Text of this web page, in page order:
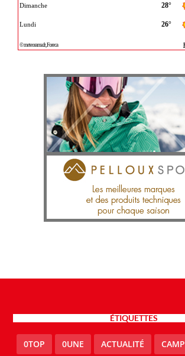
ÉTIQUETTES
0TOP 0UNE ACTUALITÉ